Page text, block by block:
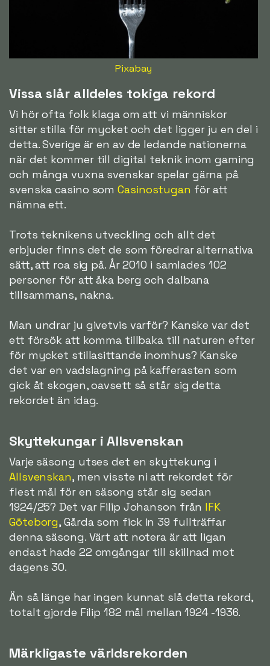
Pixabay
Vissa slår alldeles tokiga rekord
Vi hör ofta folk klaga om att vi människor
sitter stilla för mycket och det ligger ju en del i
detta. Sverige är en av de ledande nationerna
när det kommer till digital teknik inom gaming
och många vuxna svenskar spelar gärna på
svenska casino somCasinostugan för att
nämna ett.
Trots teknikens utveckling och allt det
erbjuder finns det de som föredrar alternativa
sätt, att roa sig på. År 2010 i samlades 102
personer för att åka berg och dalbana
tillsammans, nakna.
Man undrar ju givetvis varför? Kanske var det
ett försök att komma tillbaka till naturen efter
för mycket stillasittande inomhus? Kanske
det var en vadslagning på kafferasten som
gick åt skogen, oavsett så står sig detta
rekordet än idag.
Skyttekungar i Allsvenskan
Varje säsong utses det en skyttekung i
Allsvenskan, men visste ni att rekordet för
flest mål för en säsong står sig sedan
1924/25? Det var Filip Johanson från IFK
Göteborg, Gårda som fick in 39 fullträffar
denna säsong. Värt att notera är att ligan
endast hade 22 omgångar till skillnad mot
dagens 30.
Än så länge har ingen kunnat slå detta rekord,
totalt gjorde Filip 182 mål mellan 1924 -1936.
Märkligaste världsrekorden